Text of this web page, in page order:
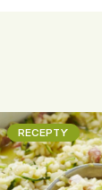
RECEPTY